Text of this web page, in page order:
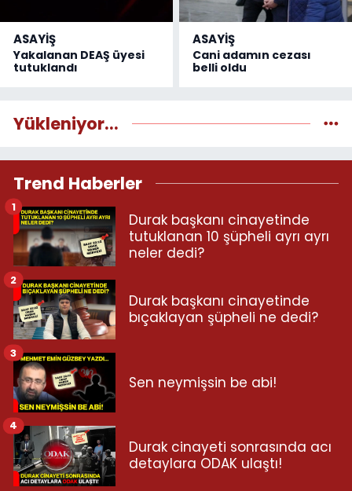
ASAYİŞ
Yakalanan DEAŞ üyesi
tutuklandı
ASAYİŞ
Cani adamın cezası
belli oldu
Yükleniyor...
Trend Haberler
Durak başkanı cinayetinde
tutuklanan 10 şüpheli ayrı ayrı
neler dedi?
1
Durak başkanı cinayetinde
bıçaklayan şüpheli ne dedi?
2
Sen neymişsin be abi!
3
Durak cinayeti sonrasında acı
detaylara ODAK ulaştı!
4